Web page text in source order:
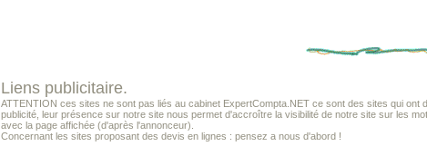
Liens publicitaire.
ATTENTION ces sites ne sont pas liés au cabinet ExpertCompta.NET ce sont des sites qui
publicité, leur présence sur notre site nous permet d'accroître la visibilité de notre site sur les
avec la page affichée (d'après l'annonceur).
Concernant les sites proposant des devis en lignes : pensez a nous d'abord !